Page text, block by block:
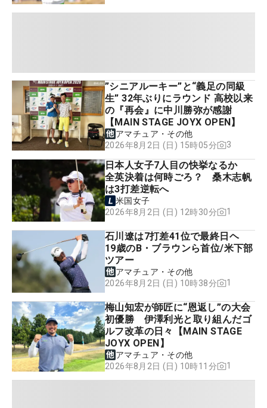
”シニアルーキー”と“義足の同級
生” 32年ぶりにラウンド 高校以来
の『再会』に中川勝弥が感謝
【MAIN STAGE JOYX OPEN】
アマチュア・その他
2026年8月2日 (日) 15時05分
3
日本人女子7人目の快挙なるか
全英決着は何時ごろ？ 桑木志帆
は3打差逆転へ
米国女子
2026年8月2日 (日) 12時30分
1
石川遼は7打差41位で最終日ヘ
19歳のB・ブラウンら首位/米下部
ツアー
アマチュア・その他
2026年8月2日 (日) 10時38分
1
梅山知宏が師匠に“恩返し”の大会
初優勝 伊澤利光と取り組んだゴ
ルフ改革の日々【MAIN STAGE
JOYX OPEN】
アマチュア・その他
2026年8月2日 (日) 10時11分
1